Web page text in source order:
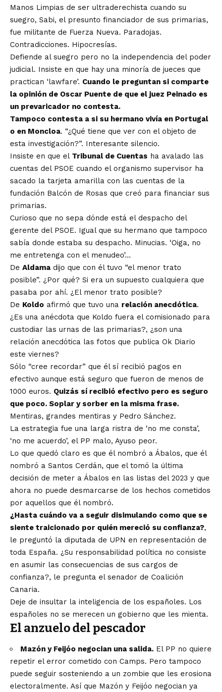
Manos Limpias de ser ultraderechista cuando su
suegro, Sabi, el presunto financiador de sus primarias,
fue militante de Fuerza Nueva. Paradojas.
Contradicciones. Hipocresías.
Defiende al suegro pero no la independencia del poder
judicial. Insiste en que hay una minoría de jueces que
practican ‘lawfare’. Cuando le preguntan si comparte
la opinión de Oscar Puente de que el juez Peinado es
un prevaricador no contesta.
Tampoco contesta a si su hermano vivía en Portugal
o en Moncloa. “¿Qué tiene que ver con el objeto de
esta investigación?”. Interesante silencio.
Insiste en que el Tribunal de Cuentas ha avalado las
cuentas del PSOE cuando el organismo supervisor ha
sacado la tarjeta amarilla con las cuentas de la
fundación Balcón de Rosas que creó para financiar sus
primarias.
Curioso que no sepa dónde está el despacho del
gerente del PSOE. Igual que su hermano que tampoco
sabía donde estaba su despacho. Minucias. ‘Oiga, no
me entretenga con el menudeo’…
De Aldama dijo que con él tuvo “el menor trato
posible”. ¿Por qué? Si era un supuesto cualquiera que
pasaba por ahí. ¿El menor trato posible?
De Koldo afirmó que tuvo una relación anecdótica.
¿Es una anécdota que Koldo fuera el comisionado para
custodiar las urnas de las primarias?, ¿son una
relación anecdótica las fotos que publica Ok Diario
este viernes?
Sólo “cree recordar” que él sí recibió pagos en
efectivo aunque está seguro que fueron de menos de
1000 euros. Quizás sí recibió efectivo pero es seguro
que poco. Soplar y sorber en la misma frase.
Mentiras, grandes mentiras y Pedro Sánchez.
La estrategia fue una larga ristra de ‘no me consta’,
‘no me acuerdo’, el PP malo, Ayuso peor.
Lo que quedó claro es que él nombró a Ábalos, que él
nombró a Santos Cerdán, que el tomó la última
decisión de meter a Ábalos en las listas del 2023 y que
ahora no puede desmarcarse de los hechos cometidos
por aquellos que él nombró.
¿Hasta cuándo va a seguir disimulando como que se
siente traicionado por quién mereció su confianza?,
le preguntó la diputada de UPN en representación de
toda España. ¿Su responsabilidad política no consiste
en asumir las consecuencias de sus cargos de
confianza?, le pregunta el senador de Coalición
Canaria.
Deje de insultar la inteligencia de los españoles. Los
españoles no se merecen un gobierno que les mienta.
El anzuelo del pescador
Mazón y Feijóo negocian una salida. El PP no quiere
repetir el error cometido con Camps. Pero tampoco
puede seguir sosteniendo a un zombie que les erosiona
electoralmente. Así que Mazón y Feijóo negocian ya